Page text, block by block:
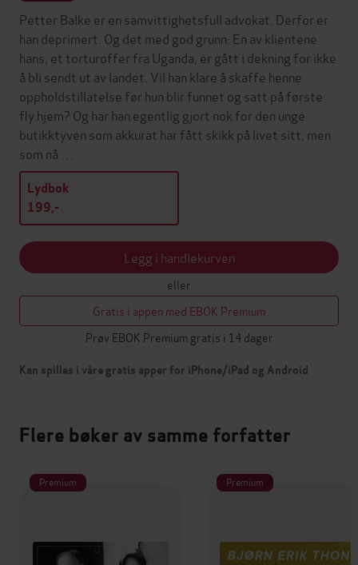
Petter Balke er en samvittighetsfull advokat. Derfor er
han deprimert. Og det med god grunn: En av klientene
hans, et torturoffer fra Uganda, er gått i dekning for ikke
å bli sendt ut av landet. Vil han klare å skaffe henne
oppholdstillatelse før hun blir funnet og satt på første
fly hjem? Og har han egentlig gjort nok for den unge
butikktyven som akkurat har fått skikk på livet sitt, men
som nå …
Lydbok
199,-
Legg i handlekurven
eller
Gratis i appen med EBOK Premium
Prøv EBOK Premium gratis i 14 dager
Kan spilles i våre gratis apper for iPhone/iPad og Android
Flere bøker av samme forfatter
Premium Premium